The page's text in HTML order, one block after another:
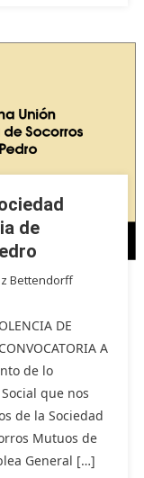
de
Bettendorff
DE
A
de lo
que nos
de la Sociedad
Mutuos de
General […]